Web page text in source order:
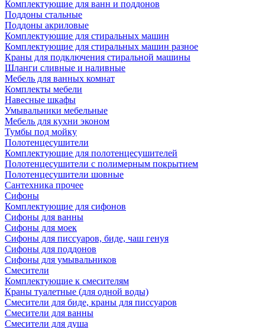
Комплектующие для ванн и поддонов
Поддоны стальные
Поддоны акриловые
Комплектующие для стиральных машин
Комплектующие для стиральных машин разное
Краны для подключения стиральной машины
Шланги сливные и наливные
Мебель для ванных комнат
Комплекты мебели
Навесные шкафы
Умывальники мебельные
Мебель для кухни эконом
Тумбы под мойку
Полотенцесушители
Комплектующие для полотенцесушителей
Полотенцесушители с полимерным покрытием
Полотенцесушители шовные
Сантехника прочее
Сифоны
Комплектующие для сифонов
Сифоны для ванны
Сифоны для моек
Сифоны для писсуаров, биде, чаш генуя
Сифоны для поддонов
Сифоны для умывальников
Смесители
Комплектующие к смесителям
Краны туалетные (для одной воды)
Смесители для биде, краны для писсуаров
Смесители для ванны
Смесители для душа